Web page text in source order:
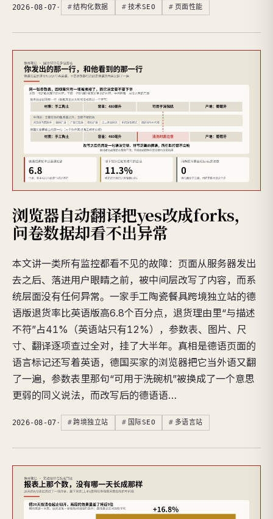
2026-08-07 · 结构化数据 技术SEO 页面性能
浏览器自动翻译把yes改成forks，
问卷数据却看不出异常
本文讲一类所有监控都看不见的故障：页面从服务器发出
去之后、落进用户眼睛之前，被中间层改写了内容，而系
统层面没有任何异常。一家手工陶瓷餐具跨境独立站的德
语版退货率比英语版高6.8个百分点，退货理由里“与描述
不符”占41%（英语站只有12%），参数表、图片、尺
寸、翻译逐项查过全对，挂了大半年。真相是德语页面的
语言标记还写着英语，德国买家的浏览器把它当外语又翻
了一遍，参数表里那句“可用于洗碗机”被换成了一个意思
更弱的同义说法，而改写后的德语语…
2026-08-07 · 跨境独立站 国际SEO 多语言站